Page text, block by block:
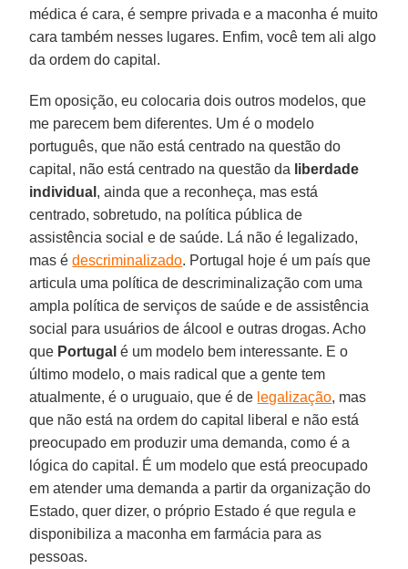
médica é cara, é sempre privada e a maconha é muito
cara também nesses lugares. Enfim, você tem ali algo
da ordem do capital.
Em oposição, eu colocaria dois outros modelos, que
me parecem bem diferentes. Um é o modelo
português, que não está centrado na questão do
capital, não está centrado na questão da liberdade
individual , ainda que a reconheça, mas está
centrado, sobretudo, na política pública de
assistência social e de saúde. Lá não é legalizado,
mas édescriminalizado. Portugal hoje é um país que
articula uma política de descriminalização com uma
ampla política de serviços de saúde e de assistência
social para usuários de álcool e outras drogas. Acho
que Portugal é um modelo bem interessante. E o
último modelo, o mais radical que a gente tem
atualmente, é o uruguaio, que é de legalização, mas
que não está na ordem do capital liberal e não está
preocupado em produzir uma demanda, como é a
lógica do capital. É um modelo que está preocupado
em atender uma demanda a partir da organização do
Estado, quer dizer, o próprio Estado é que regula e
disponibiliza a maconha em farmácia para as
pessoas.